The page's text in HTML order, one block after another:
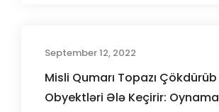
September 12, 2022
Misli Qumarı Topazı Çökdürüb
Obyektləri Ələ Keçirir: